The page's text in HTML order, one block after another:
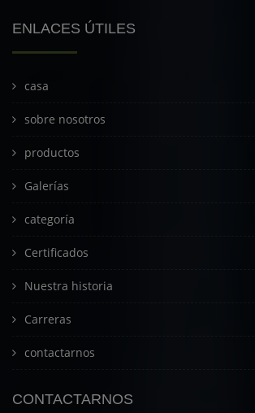
ENLACES ÚTILES
casa
sobre nosotros
productos
Galerías
categoría
Certificados
Nuestra historia
Carreras
contactarnos
CONTACTARNOS